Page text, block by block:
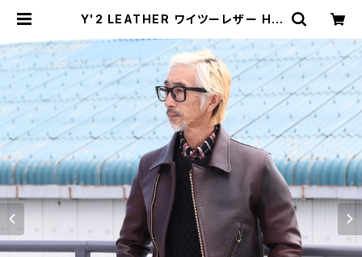
Y'2 LEATHER ワイツーレザー HA
RS ハンドデッドホースダブルライダ
ース BLACKBROWN HR-56 | M
AVAZI マバジ